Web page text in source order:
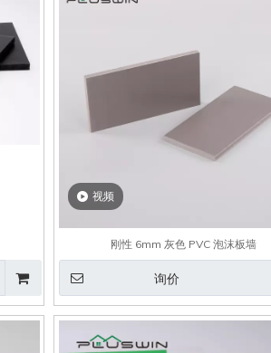
视频
刚性 6mm 灰色 PVC 泡沫板墙
询价